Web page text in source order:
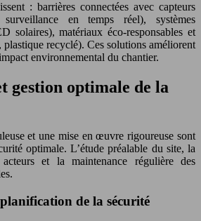
: barrières connectées avec capteurs
surveillance en temps réel), systèmes
solaires), matériaux éco-responsables et
recyclé). Ces solutions améliorent
environnemental du chantier.
gestion optimale de la
et une mise en œuvre rigoureuse sont
optimale. L’étude préalable du site, la
et la maintenance régulière des
de la sécurité